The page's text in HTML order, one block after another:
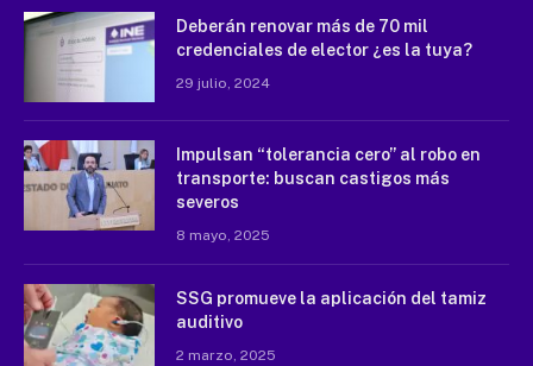
Deberán renovar más de 70 mil
credenciales de elector ¿es la tuya?
29 julio, 2024
Impulsan “tolerancia cero” al robo en
transporte: buscan castigos más
severos
8 mayo, 2025
SSG promueve la aplicación del tamiz
auditivo
2 marzo, 2025